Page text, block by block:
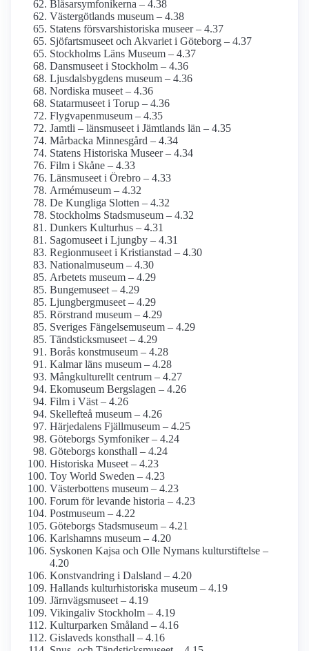
Blåsar­symfonikerna – 4.38
Västergötlands museum – 4.38
Statens försvars­historiska museer – 4.37
Sjöfartsmuseet och Akvariet i Göteborg – 4.37
Stockholms Läns Museum – 4.37
Dansmuseet i Stockholm – 4.36
Ljusdals­bygdens museum – 4.36
Nordiska museet – 4.36
Statarmuseet i Torup – 4.36
Flygvapen­museum – 4.35
Jamtli – länsmuseet i Jämtlands län – 4.35
Mårbacka Minnesgård – 4.34
Statens Historiska Museer – 4.34
Film i Skåne – 4.33
Länsmuseet i Örebro – 4.33
Armé­museum – 4.32
De Kungliga Slotten – 4.32
Stockholms Stadsmuseum – 4.32
Dunkers Kulturhus – 4.31
Sagomuseet i Ljungby – 4.31
Regionmuseet i Kristianstad – 4.30
National­museum – 4.30
Arbetets museum – 4.29
Bungemuseet – 4.29
Ljungberg­museet – 4.29
Rörstrand museum – 4.29
Sveriges Fängelsemuseum – 4.29
Tändsticks­museet – 4.29
Borås konstmuseum – 4.28
Kalmar läns museum – 4.28
Mångkulturellt centrum – 4.27
Ekomuseum Bergslagen – 4.26
Film i Väst – 4.26
Skellefteå museum – 4.26
Härjedalens Fjällmuseum – 4.25
Göteborgs Symfoniker – 4.24
Göteborgs konsthall – 4.24
Historiska Museet – 4.23
Toy World Sweden – 4.23
Västerbottens museum – 4.23
Forum för levande historia – 4.23
Postmuseum – 4.22
Göteborgs Stadsmuseum – 4.21
Karlshamns museum – 4.20
Syskonen Kajsa och Olle Nymans kulturstiftelse –
4.20
Konstvandring i Dalsland – 4.20
Hallands kultur­historiska museum – 4.19
Järnvägs­museet – 4.19
Vikingaliv Stockholm – 4.19
Kulturparken Småland – 4.16
Gislaveds konsthall – 4.16